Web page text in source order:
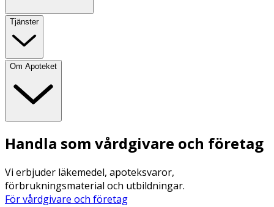
Tjänster
Om Apoteket
Handla som vårdgivare och företag
Vi erbjuder läkemedel, apoteksvaror,
förbrukningsmaterial och utbildningar.
För vårdgivare och företag